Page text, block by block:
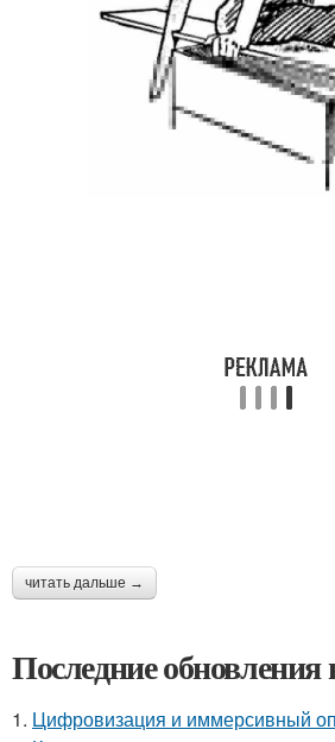
читать дальше →
Последние обновления
1. Цифровизация и иммерсивный